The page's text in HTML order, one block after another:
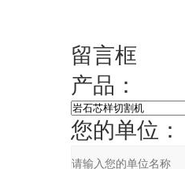
留言框
产品：
您的单位：